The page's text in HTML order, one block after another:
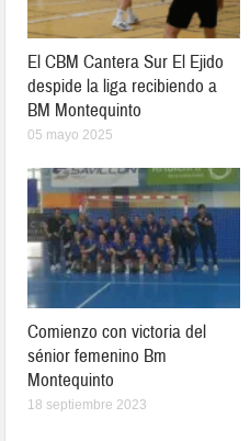
El CBM Cantera Sur El Ejido
despide la liga recibiendo a
BM Montequinto
05 mayo 2025
Comienzo con victoria del
sénior femenino Bm
Montequinto
18 septiembre 2023